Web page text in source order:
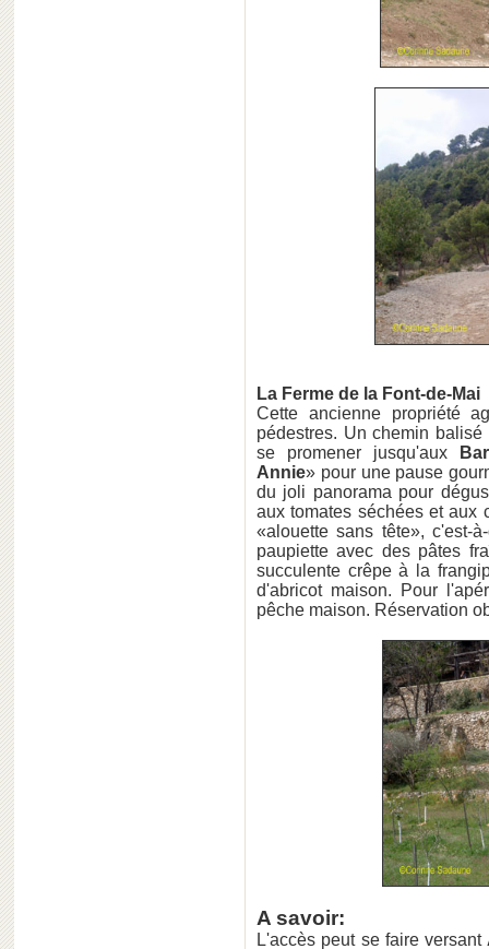
La Ferme de la Font-de-Mai
Cette ancienne propriété
pédestres. Un chemin
se promener jusqu'aux
Annie» pour une pause
du joli panorama pour
aux tomates séchées et aux
«alouette sans tête», c'est-
paupiette avec des pâtes
succulente crêpe à la
d'abricot maison. Pour
pêche maison. Réservation
A savoir:
L'accès peut se faire versant